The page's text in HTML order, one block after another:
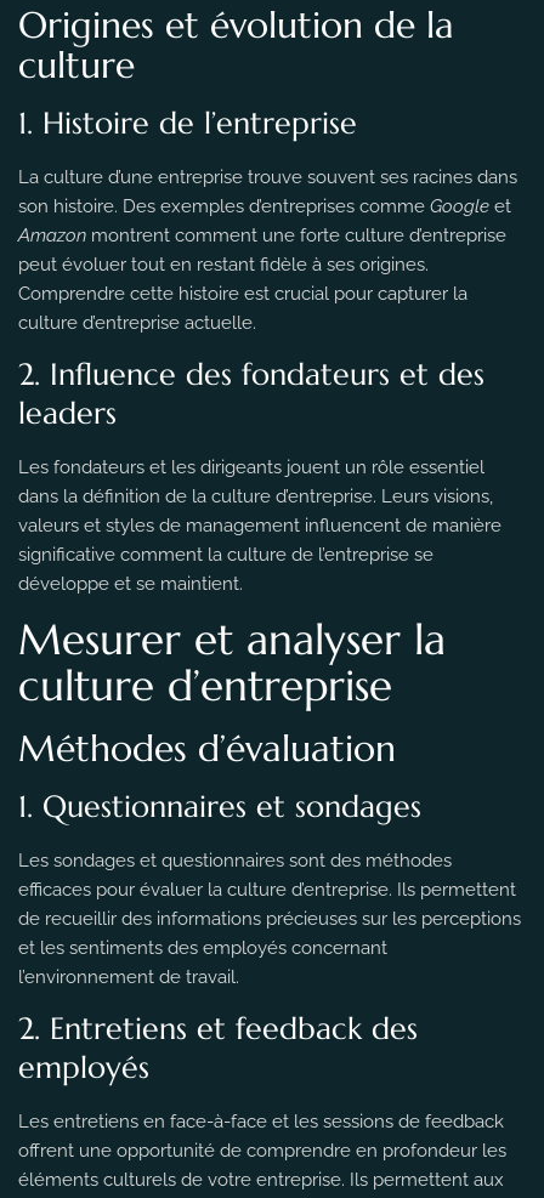
Origines et évolution de la
culture
1. Histoire de l’entreprise
La culture d’une entreprise trouve souvent ses racines dans
son histoire. Des exemples d’entreprises comme Google et
Amazon montrent comment une forte culture d’entreprise
peut évoluer tout en restant fidèle à ses origines.
Comprendre cette histoire est crucial pour capturer la
culture d’entreprise actuelle.
2. Influence des fondateurs et des
leaders
Les fondateurs et les dirigeants jouent un rôle essentiel
dans la définition de la culture d’entreprise. Leurs visions,
valeurs et styles de management influencent de manière
significative comment la culture de l’entreprise se
développe et se maintient.
Mesurer et analyser la
culture d’entreprise
Méthodes d’évaluation
1. Questionnaires et sondages
Les sondages et questionnaires sont des méthodes
efficaces pour évaluer la culture d’entreprise. Ils permettent
de recueillir des informations précieuses sur les perceptions
et les sentiments des employés concernant
l’environnement de travail.
2. Entretiens et feedback des
employés
Les entretiens en face-à-face et les sessions de feedback
offrent une opportunité de comprendre en profondeur les
éléments culturels de votre entreprise. Ils permettent aux